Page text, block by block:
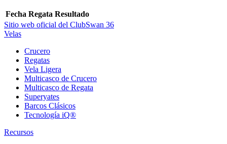
Fecha Regata Resultado
Sitio web oficial del ClubSwan 36
Velas
Crucero
Regatas
Vela Ligera
Multicasco de Crucero
Multicasco de Regata
Superyates
Barcos Clásicos
Tecnología iQ®
Recursos